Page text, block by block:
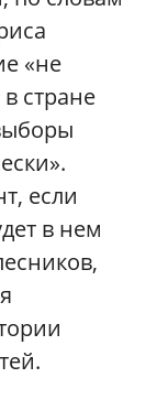
«не
стране
если
в нем